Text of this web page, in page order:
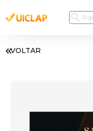
VOLTAR